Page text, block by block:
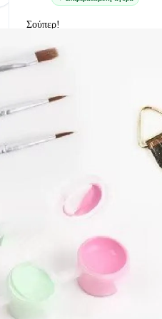
του
στην ηλικία,
αυτά που οδηγούν
ψυχική υγεία και
από τον
Σούπερ!